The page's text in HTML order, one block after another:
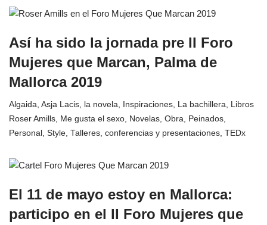
Así ha sido la jornada pre II Foro
Mujeres que Marcan, Palma de
Mallorca 2019
Algaida, Asja Lacis, la novela, Inspiraciones, La bachillera, Libros
Roser Amills, Me gusta el sexo, Novelas, Obra, Peinados,
Personal , Style, Talleres, conferencias y presentaciones, TEDx
El 11 de mayo estoy en Mallorca:
participo en el II Foro Mujeres que